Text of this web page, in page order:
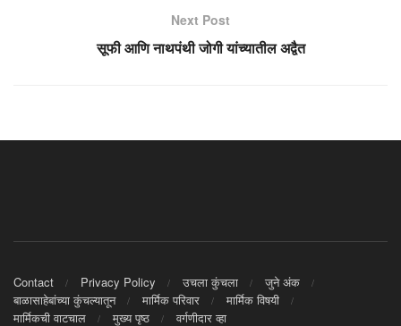
Next Post
सूफी आणि नाथपंथी जोगी यांच्यातील अद्वैत
Contact Privacy Policy उचला कुंचला
जुने अंक
बाळासाहेबांच्या कुंचल्यातून
मार्मिक परिवार
मार्मिक विषयी
मार्मिकची वाटचाल
मुख्य पृष्ठ वर्गणीदार व्हा